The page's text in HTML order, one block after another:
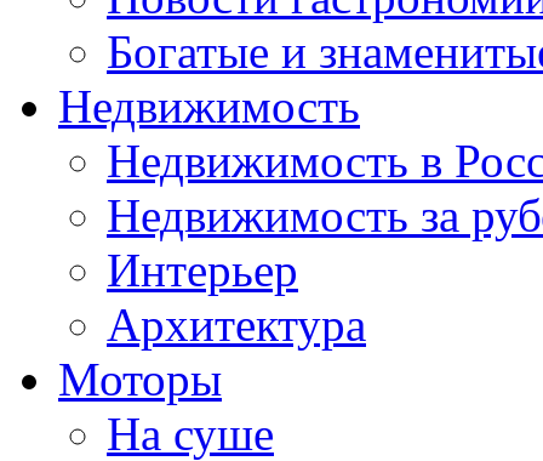
Богатые и
Недвижимость
Недвижимость в
Недвижимость за
Интерьер
Архитектура
Моторы
На суше